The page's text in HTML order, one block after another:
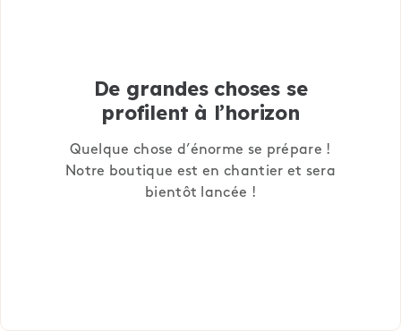
De grandes choses se
profilent à l’horizon
Quelque chose d’énorme se prépare !
Notre boutique est en chantier et sera
bientôt lancée !